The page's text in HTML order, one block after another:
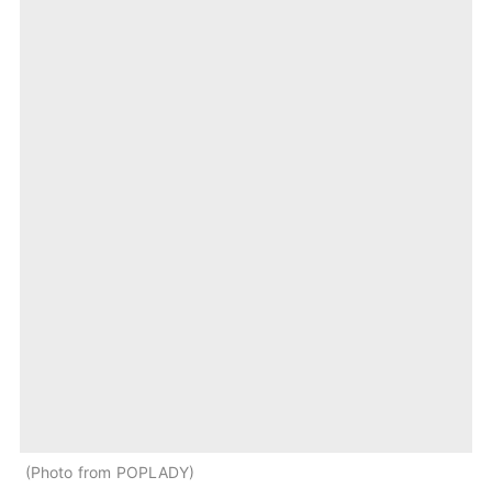
Photo from POPLADY